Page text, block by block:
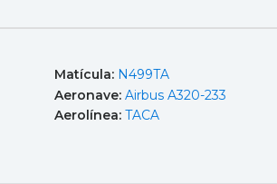
Matícula: N499TA
Aeronave: Airbus A320-233
Aerolínea: TACA